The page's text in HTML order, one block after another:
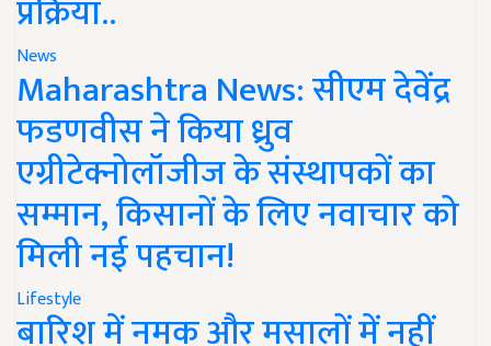
प्रक्रिया..
News
Maharashtra News: सीएम देवेंद्र
फडणवीस ने किया ध्रुव
एग्रीटेक्नोलॉजीज के संस्थापकों का
सम्मान, किसानों के लिए नवाचार को
मिली नई पहचान!
Lifestyle
बारिश में नमक और मसालों में नहीं